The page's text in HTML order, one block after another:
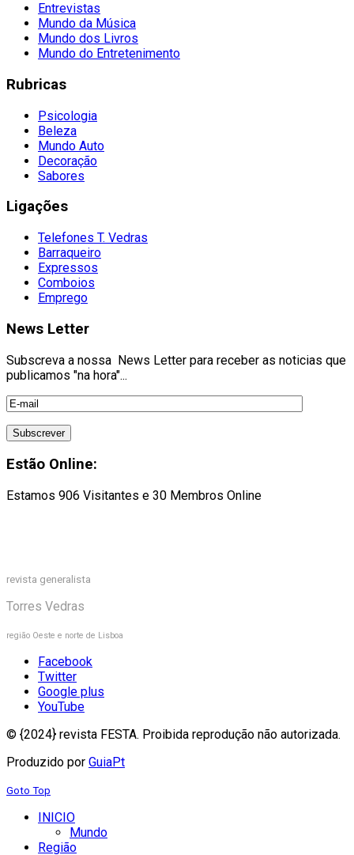
Entrevistas
Mundo da Música
Mundo dos Livros
Mundo do Entretenimento
Rubricas
Psicologia
Beleza
Mundo Auto
Decoração
Sabores
Ligações
Telefones T. Vedras
Barraqueiro
Expressos
Comboios
Emprego
News Letter
Subscreva a nossa News Letter para receber as noticias que
publicamos "na hora"...
Estão Online:
Estamos 906 Visitantes e 30 Membros Online
revista generalista
Torres Vedras
região Oeste e norte de Lisboa
Facebook
Twitter
Google plus
YouTube
© {2024} revista FESTA. Proibida reprodução não autorizada.
Produzido por GuiaPt
Goto Top
INICIO
Mundo
Região